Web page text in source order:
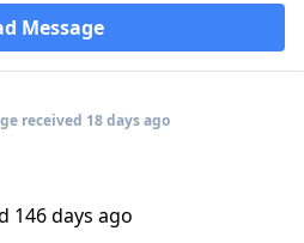
Message
received 18 days ago
146 days ago